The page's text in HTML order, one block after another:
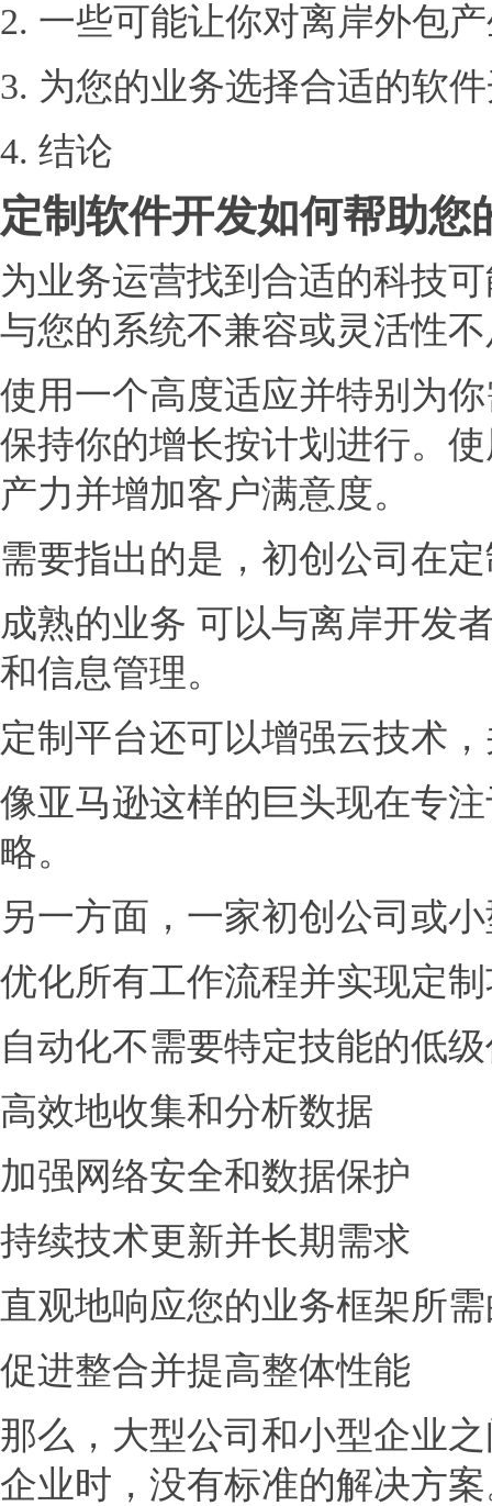
2. 一些可能让你对离岸外包
3. 为您的业务选择合适的软
4. 结论
定制软件开发如何帮助您
为业务运营找到合适的科技
与您的系统不兼容或灵活性
使用一个高度适应并特别为
保持你的增长按计划进行。
产力并增加客户满意度。
需要指出的是，初创公司在
成熟的业务 可以与离岸开发
和信息管理。
定制平台还可以增强云技术
像亚马逊这样的巨头现在专
略。
另一方面，一家初创公司或
优化所有工作流程并实现定
自动化不需要特定技能的低
高效地收集和分析数据
加强网络安全和数据保护
持续技术更新并长期需求
直观地响应您的业务框架所
促进整合并提高整体性能
那么，大型公司和小型企业
企业时，没有标准的解决方